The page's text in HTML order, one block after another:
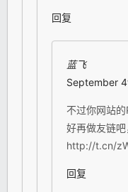
回复
蓝飞
September
不过你网站
好再做友链吧
http://t.cn/
回复